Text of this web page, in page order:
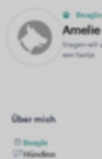
Beagle
Amelie
Vragen-wit
een hartje
Über mich
Beagle
Hündinn